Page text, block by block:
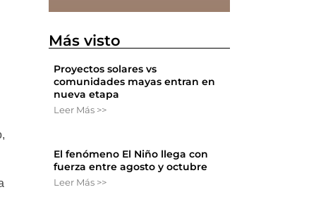
Más visto
Proyectos solares vs
comunidades mayas entran en
nueva etapa
Leer Más >>
El fenómeno El Niño llega con
fuerza entre agosto y octubre
Leer Más >>